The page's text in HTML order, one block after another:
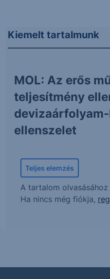
Kiemelt tartalmunk
MOL: Az erős
teljesítmény
ellenszelet
Teljes elemzés
A tartalom olvasásához
Ha nincs még fiókja,